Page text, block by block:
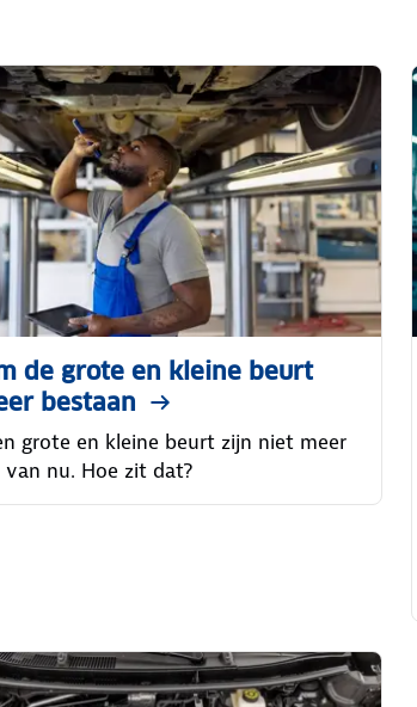
de grote en kleine beurt
bestaan
grote en kleine beurt zijn niet meer
van nu. Hoe zit dat?